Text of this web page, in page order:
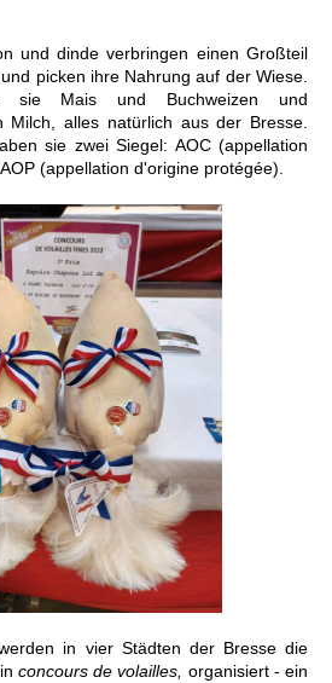
und dinde verbringen einen Großteil
picken ihre Nahrung auf der Wiese.
sie Mais und Buchweizen und
Milch, alles natürlich aus der Bresse.
sie zwei Siegel: AOC (appellation
(appellation d'origine protégée).
in vier Städten der Bresse die
concours de volailles, organisiert - ein